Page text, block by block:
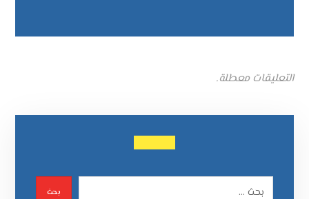
التعليقات معطلة.
بحث